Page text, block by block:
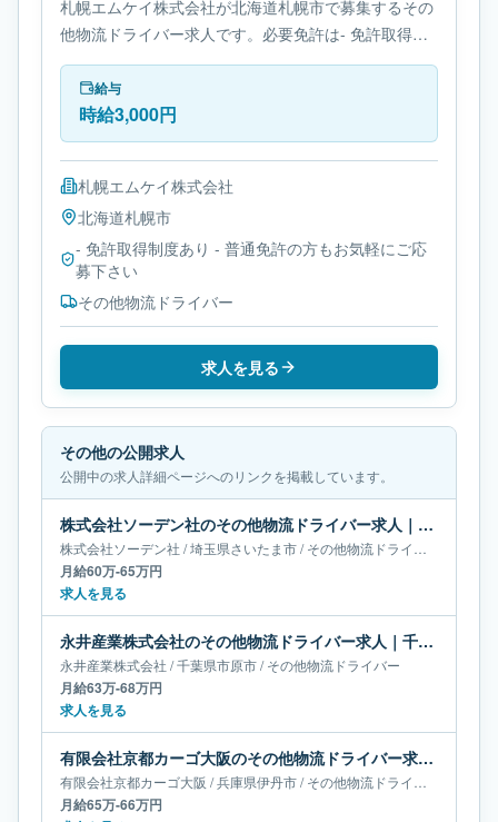
札幌エムケイ株式会社が北海道札幌市で募集するその
他物流ドライバー求人です。必要免許は- 免許取得制
度ありです。
給与
時給3,000円
札幌エムケイ株式会社
北海道札幌市
- 免許取得制度あり - 普通免許の方もお気軽にご応
募下さい
その他物流ドライバー
求人を見る
その他の公開求人
公開中の求人詳細ページへのリンクを掲載しています。
株式会社ソーデン社のその他物流ドライバー求人｜埼玉県さいたま市｜月給60万-65万円
株式会社ソーデン社 /埼玉県さいたま市/その他物流ドライバー
月給60万-65万円
求人を見る
永井産業株式会社のその他物流ドライバー求人｜千葉県市原市｜月給63万-68万円
永井産業株式会社 /千葉県市原市/その他物流ドライバー
月給63万-68万円
求人を見る
有限会社京都カーゴ大阪のその他物流ドライバー求人｜兵庫県伊丹市｜月給65万-66万円
有限会社京都カーゴ大阪 /兵庫県伊丹市/その他物流ドライバー
月給65万-66万円